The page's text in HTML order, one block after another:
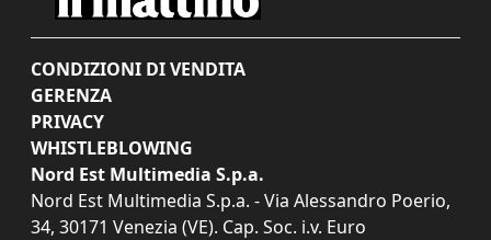
CONDIZIONI DI VENDITA
GERENZA
PRIVACY
WHISTLEBLOWING
Nord Est Multimedia S.p.a.
Nord Est Multimedia S.p.a. - Via Alessandro Poerio,
34, 30171 Venezia (VE). Cap. Soc. i.v. Euro